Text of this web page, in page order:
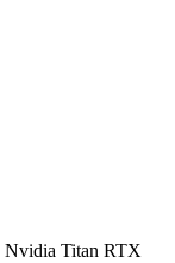
Nvidia Titan RTX